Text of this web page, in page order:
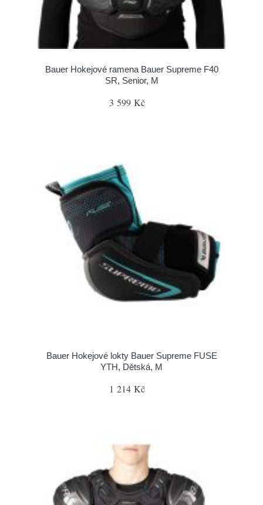
Bauer Hokejové ramena Bauer Supreme F40
SR, Senior, M
3 599 Kč
Bauer Hokejové lokty Bauer Supreme FUSE
YTH, Dětská, M
1 214 Kč